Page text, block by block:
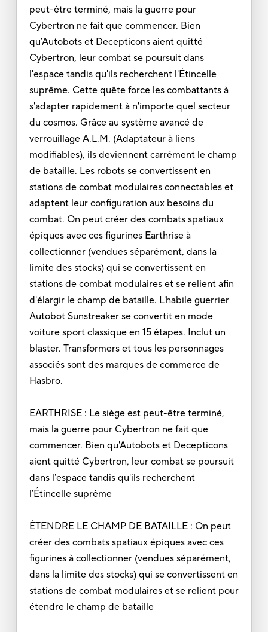
peut-être terminé, mais la guerre pour
Cybertron ne fait que commencer. Bien
qu'Autobots et Decepticons aient quitté
Cybertron, leur combat se poursuit dans
l'espace tandis qu'ils recherchent l'Étincelle
suprême. Cette quête force les combattants à
s'adapter rapidement à n'importe quel secteur
du cosmos. Grâce au système avancé de
verrouillage A.L.M. (Adaptateur à liens
modifiables), ils deviennent carrément le champ
de bataille. Les robots se convertissent en
stations de combat modulaires connectables et
adaptent leur configuration aux besoins du
combat. On peut créer des combats spatiaux
épiques avec ces figurines Earthrise à
collectionner (vendues séparément, dans la
limite des stocks) qui se convertissent en
stations de combat modulaires et se relient afin
d'élargir le champ de bataille. L'habile guerrier
Autobot Sunstreaker se convertit en mode
voiture sport classique en 15 étapes. Inclut un
blaster. Transformers et tous les personnages
associés sont des marques de commerce de
Hasbro.
EARTHRISE : Le siège est peut-être terminé,
mais la guerre pour Cybertron ne fait que
commencer. Bien qu'Autobots et Decepticons
aient quitté Cybertron, leur combat se poursuit
dans l'espace tandis qu'ils recherchent
l'Étincelle suprême
ÉTENDRE LE CHAMP DE BATAILLE : On peut
créer des combats spatiaux épiques avec ces
figurines à collectionner (vendues séparément,
dans la limite des stocks) qui se convertissent en
stations de combat modulaires et se relient pour
étendre le champ de bataille